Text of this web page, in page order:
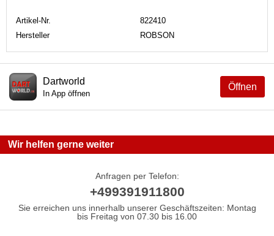
Artikel-Nr.
822410
Hersteller
ROBSON
Öffnen
Dartworld
In App öffnen
Wir helfen gerne weiter
Anfragen per Telefon:
+499391911800
Sie erreichen uns innerhalb unserer Geschäftszeiten: Montag
bis Freitag von 07.30 bis 16.00